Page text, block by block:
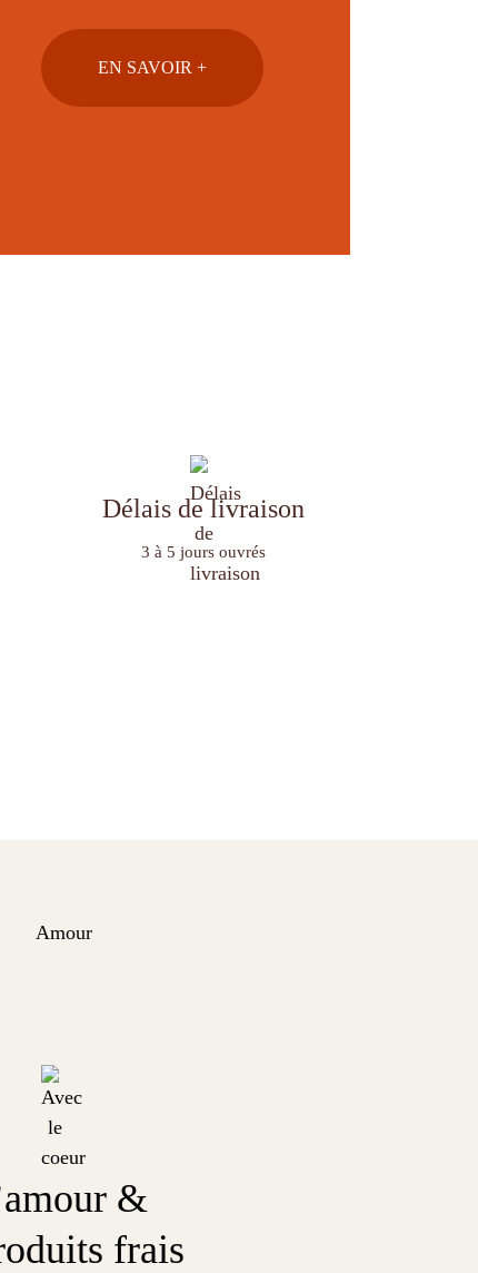
EN SAVOIR +
Délais de livraison
3 à 5 jours ouvrés
&
frais